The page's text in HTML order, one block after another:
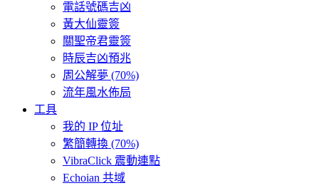
電話號碼吉凶
黃大仙靈簽
關聖帝君靈簽
時辰吉凶預兆
周公解夢 (70%)
流年風水佈局
工具
我的 IP 位址
繁簡轉換 (70%)
VibraClick 震動連點
Echoian 共域